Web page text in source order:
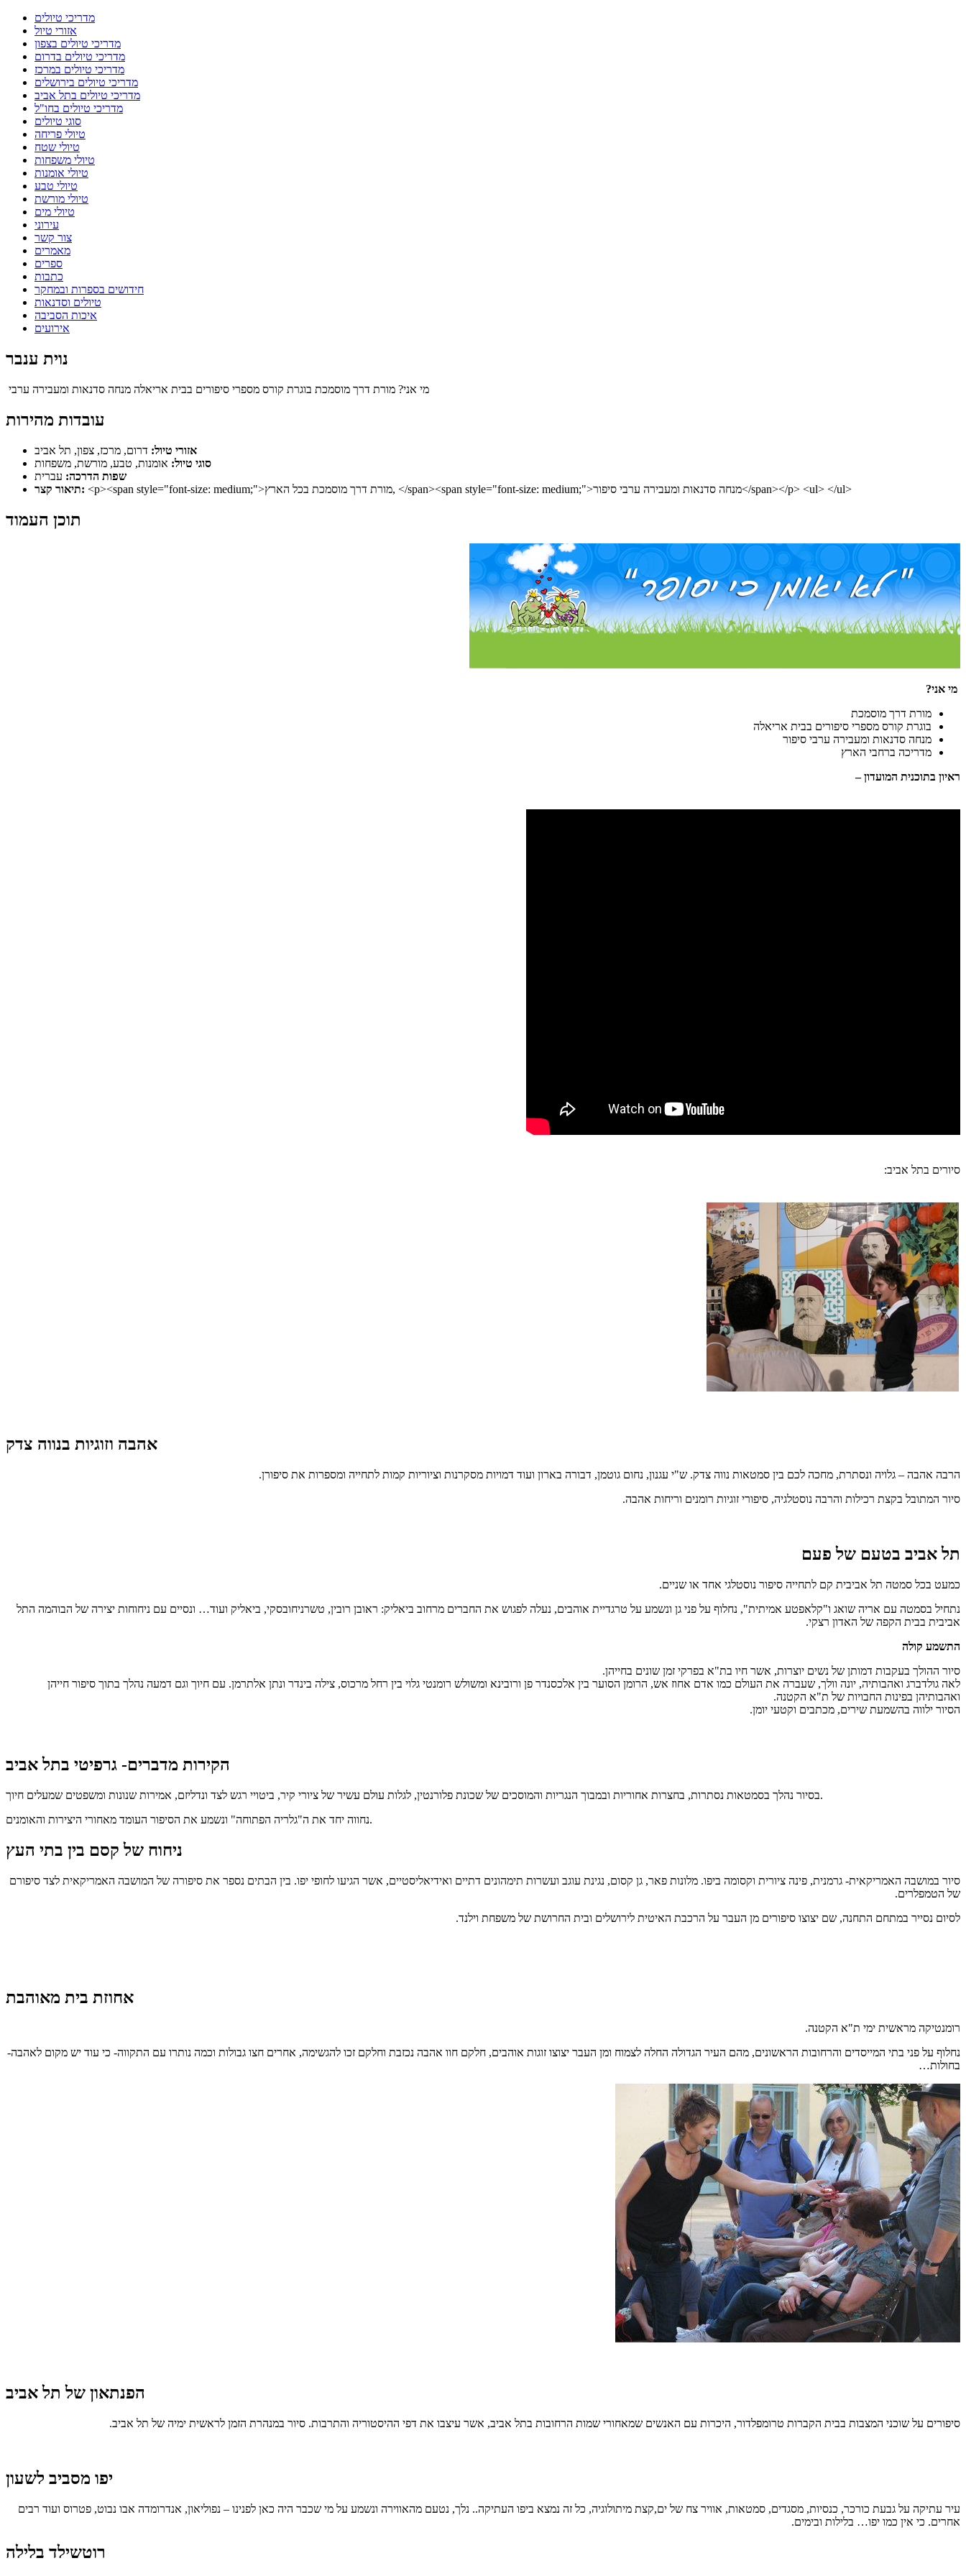
מדריכי טיולים
אזורי טיול
מדריכי טיולים בצפון
מדריכי טיולים בדרום
מדריכי טיולים במרכז
מדריכי טיולים בירושלים
מדריכי טיולים בתל אביב
מדריכי טיולים בחו"ל
סוגי טיולים
טיולי פריחה
טיולי שטח
טיולי משפחות
טיולי אומנות
טיולי טבע
טיולי מורשת
טיולי מים
עירוני
צור קשר
מאמרים
ספרים
כתבות
חידושים בספרות ובמחקר
טיולים וסדנאות
איכות הסביבה
אירועים
נוית ענבר
מי אני? מורת דרך מוסמכת בוגרת קורס מספרי סיפורים בבית אריאלה מנחה סדנאות ומעבירה ערבי
עובדות מהירות
אזורי טיול: דרום, מרכז, צפון, תל אביב
סוגי טיול: אומנות, טבע, מורשת, משפחות
שפות הדרכה: עברית
תיאור קצר:
<p><span style="font-size: medium;">מורת דרך מוסמכת בכל הארץ, </span><span style="font-size: medium;">מנחה סדנאות ומעבירה ערבי סיפור</span></p> <ul> </ul>
תוכן העמוד
מי אני?
מורת דרך מוסמכת
בוגרת קורס מספרי סיפורים בבית אריאלה
מנחה סדנאות ומעבירה ערבי סיפור
מדריכה ברחבי הארץ
ראיון בתוכנית המועדון –
סיורים בתל אביב:
אהבה וזוגיות בנווה צדק
הרבה אהבה – גלויה ונסתרת, מחכה לכם בין סמטאות נווה צדק. ש"י עגנון, נחום גוטמן, דבורה בארון ועוד דמויות מסקרנות וציוריות קמות לתחייה ומספרות את סיפורן.
סיור המתובל בקצת רכילות והרבה נוסטלגיה, סיפורי זוגיות רומנים וריחות אהבה.
תל אביב בטעם של פעם
כמעט בכל סמטה תל אביבית קם לתחייה סיפור נוסטלגי אחד או שניים.
נתחיל בסמטה עם אריה שואג ו"קלאפטע אמיתית", נחלוף על פני גן ונשמע על טרגדיית אוהבים, נעלה לפגוש את החברים מרחוב ביאליק: ראובן רובין, טשרניחובסקי, ביאליק ועוד… ונסיים עם ניחוחות יצירה של הבוהמה התל
אביבית בבית הקפה של האדון רצקי.
התשמע קולה
סיור ההולך בעקבות דמותן של נשים יוצרות, אשר חיו בת"א בפרקי זמן שונים בחייהן.
לאה גולדברג ואהבותיה, יונה וולך, שעברה את העולם כמו אדם אחוז אש, הרומן הסוער בין אלכסנדר פן ורובינא ומשולש רומנטי גלוי בין רחל מרכוס, צילה בינדר ונתן אלתרמן. עם חיוך וגם דמעה נהלך בתוך סיפור חייהן
ואהבותיהן בפינות החבויות של ת"א הקטנה.
הסיור ילווה בהשמעת שירים, מכתבים וקטעי יומן.
הקירות מדברים- גרפיטי בתל אביב
בסיור נהלך בסמטאות נסתרות, בחצרות אחוריות ובמבוך הנגריות והמוסכים של שכונת פלורנטין, לגלות עולם עשיר של ציורי קיר, ביטויי רגש לצד ונדליזם, אמירות שנונות ומשפטים שמעלים חיוך.
נחווה יחד את ה"גלריה הפתוחה" ונשמע את הסיפור העומד מאחורי היצירות והאומנים.
ניחוח של קסם בין בתי העץ
סיור במושבה האמריקאית- גרמנית, פינה ציורית וקסומה ביפו. מלונות פאר, גן קסום, נגינת עוגב ועשרות תימהונים דתיים ואידיאליסטיים, אשר הגיעו לחופי יפו. בין הבתים נספר את סיפורה של המושבה האמריקאית לצד סיפורם
של הטמפלרים.
לסיום נסייר במתחם התחנה, שם יצוצו סיפורים מן העבר על הרכבת האיטית לירושלים ובית החרושת של משפחת וילנד.
אחוזת בית מאוהבת
רומנטיקה מראשית ימי ת"א הקטנה.
נחלוף על פני בתי המייסדים והרחובות הראשונים, מהם העיר הגדולה החלה לצמוח ומן העבר יצוצו זוגות אוהבים, חלקם חוו אהבה נכזבת וחלקם זכו להגשימה, אחרים חצו גבולות וכמה נותרו עם התקווה- כי עוד יש מקום לאהבה-
בחולות…
הפנתאון של תל אביב
סיפורים על שוכני המצבות בבית הקברות טרומפלדור, היכרות עם האנשים שמאחורי שמות הרחובות בתל אביב, אשר עיצבו את דפי ההיסטוריה והתרבות. סיור במנהרת הזמן לראשית ימיה של תל אביב.
יפו מסביב לשעון
עיר עתיקה על גבעת כורכר, כנסיות, מסגדים, סמטאות, אוויר צח של ים,קצת מיתולוגיה, כל זה נמצא ביפו העתיקה.. נלך, נטעם מהאווירה ונשמע על מי שכבר היה כאן לפנינו – נפוליאון, אנדרומדה אבו נבוט, פטרוס ועוד רבים
אחרים. כי אין כמו יפו… בלילות ובימים.
רוטשילד בלילה